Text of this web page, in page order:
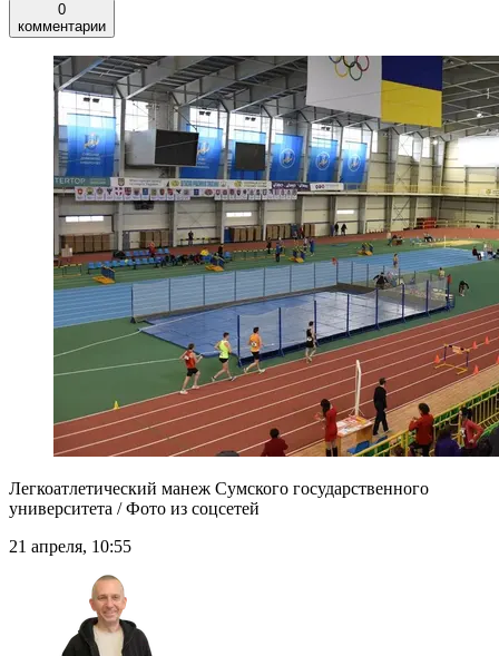
0
комментарии
Легкоатлетический манеж Сумского государственного
университета / Фото из соцсетей
21 апреля, 10:55